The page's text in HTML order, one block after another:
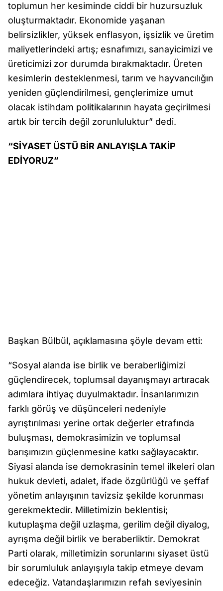
toplumun her kesiminde ciddi bir huzursuzluk
oluşturmaktadır. Ekonomide yaşanan
belirsizlikler, yüksek enflasyon, işsizlik ve üretim
maliyetlerindeki artış; esnafımızı, sanayicimizi ve
üreticimizi zor durumda bırakmaktadır. Üreten
kesimlerin desteklenmesi, tarım ve hayvancılığın
yeniden güçlendirilmesi, gençlerimize umut
olacak istihdam politikalarının hayata geçirilmesi
artık bir tercih değil zorunluluktur” dedi.
“SİYASET ÜSTÜ BİR ANLAYIŞLA TAKİP
EDİYORUZ”
Başkan Bülbül, açıklamasına şöyle devam etti:
“Sosyal alanda ise birlik ve beraberliğimizi
güçlendirecek, toplumsal dayanışmayı artıracak
adımlara ihtiyaç duyulmaktadır. İnsanlarımızın
farklı görüş ve düşünceleri nedeniyle
ayrıştırılması yerine ortak değerler etrafında
buluşması, demokrasimizin ve toplumsal
barışımızın güçlenmesine katkı sağlayacaktır.
Siyasi alanda ise demokrasinin temel ilkeleri olan
hukuk devleti, adalet, ifade özgürlüğü ve şeffaf
yönetim anlayışının tavizsiz şekilde korunması
gerekmektedir. Milletimizin beklentisi;
kutuplaşma değil uzlaşma, gerilim değil diyalog,
ayrışma değil birlik ve beraberliktir. Demokrat
Parti olarak, milletimizin sorunlarını siyaset üstü
bir sorumluluk anlayışıyla takip etmeye devam
edeceğiz. Vatandaşlarımızın refah seviyesinin